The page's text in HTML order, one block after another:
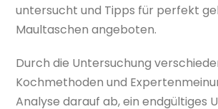
untersucht und Tipps für perfekt
Maultaschen angeboten.
Durch die Untersuchung
Kochmethoden und
Analyse darauf ab, ein endgültiges